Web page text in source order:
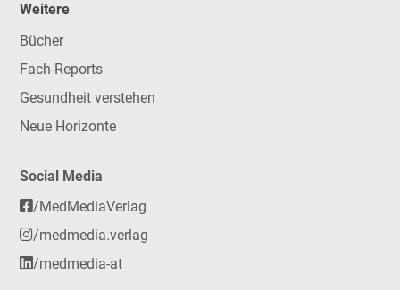
Weitere
Bücher
Fach-Reports
Gesundheit verstehen
Neue Horizonte
Social Media
/MedMediaVerlag
/medmedia.verlag
/medmedia-at